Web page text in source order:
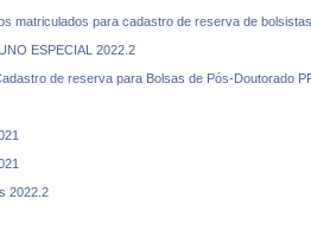
matriculados para cadastro de reserva de
ESPECIAL 2022.2
de reserva para Bolsas de Pós-Doutorado
2022.2